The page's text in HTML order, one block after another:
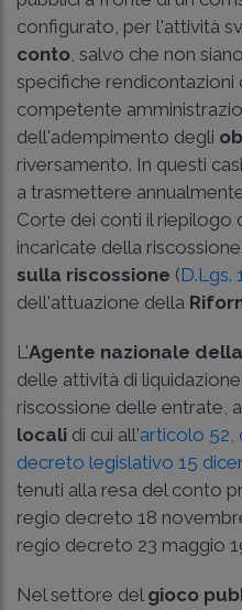
configurato, per l'attività
conto, salvo che non
specifiche
competente
dell'adempimento degli
riversamento. In questi
a trasmettere
Corte dei conti il riepilogo
incaricate della
sulla riscossione (D.Lgs.
dell'attuazione della
L'Agente nazionale
delle attività di
riscossione delle entrate,
locali di cui all'articolo 52,
decreto legislativo 15
tenuti alla resa del conto
regio decreto 18
regio decreto 23 maggio
Nel settore del gioco